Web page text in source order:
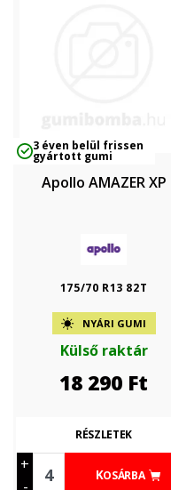
3 éven belül frissen
gyártott gumi
Apollo AMAZER XP
175/70 R13 82T
NYÁRI GUMI
Külső raktár
18 290 Ft
+
-
KOSÁRBA
RÉSZLETEK